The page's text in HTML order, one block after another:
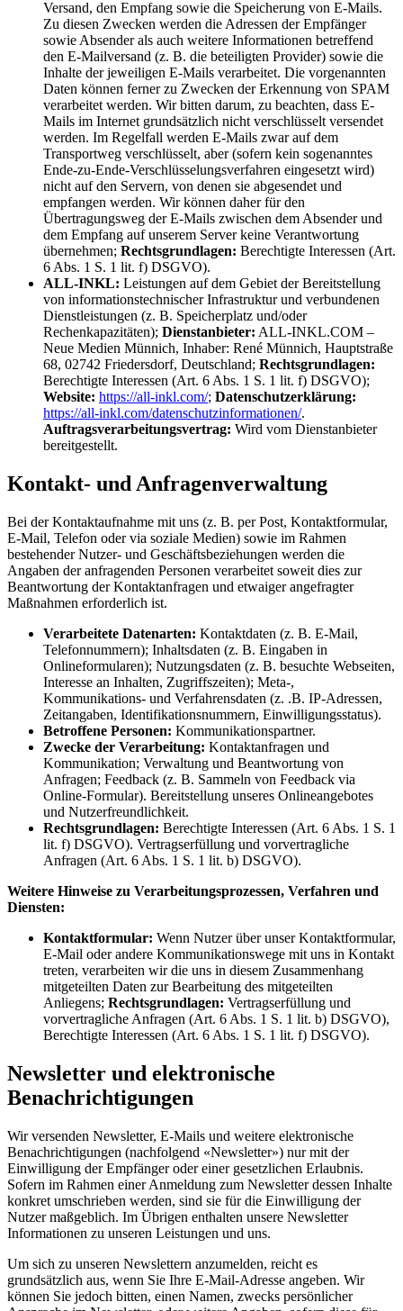
Versand, den Empfang sowie die Speicherung von E-Mails.
Zu diesen Zwecken werden die Adressen der Empfänger
sowie Absender als auch weitere Informationen betreffend
den E-Mailversand (z. B. die beteiligten Provider) sowie die
Inhalte der jeweiligen E-Mails verarbeitet. Die vorgenannten
Daten können ferner zu Zwecken der Erkennung von SPAM
verarbeitet werden. Wir bitten darum, zu beachten, dass E-
Mails im Internet grundsätzlich nicht verschlüsselt versendet
werden. Im Regelfall werden E-Mails zwar auf dem
Transportweg verschlüsselt, aber (sofern kein sogenanntes
Ende-zu-Ende-Verschlüsselungsverfahren eingesetzt wird)
nicht auf den Servern, von denen sie abgesendet und
empfangen werden. Wir können daher für den
Übertragungsweg der E-Mails zwischen dem Absender und
dem Empfang auf unserem Server keine Verantwortung
übernehmen; Rechtsgrundlagen: Berechtigte Interessen (Art.
6 Abs. 1 S. 1 lit. f) DSGVO).
ALL-INKL: Leistungen auf dem Gebiet der Bereitstellung
von informationstechnischer Infrastruktur und verbundenen
Dienstleistungen (z. B. Speicherplatz und/oder
Rechenkapazitäten); Dienstanbieter: ALL-INKL.COM –
Neue Medien Münnich, Inhaber: René Münnich, Hauptstraße
68, 02742 Friedersdorf, Deutschland; Rechtsgrundlagen:
Berechtigte Interessen (Art. 6 Abs. 1 S. 1 lit. f) DSGVO);
Website: https://all-inkl.com/; Datenschutzerklärung:
https://all-inkl.com/datenschutzinformationen/.
Auftragsverarbeitungsvertrag: Wird vom Dienstanbieter
bereitgestellt.
Kontakt- und Anfragenverwaltung
Bei der Kontaktaufnahme mit uns (z. B. per Post, Kontaktformular,
E-Mail, Telefon oder via soziale Medien) sowie im Rahmen
bestehender Nutzer- und Geschäftsbeziehungen werden die
Angaben der anfragenden Personen verarbeitet soweit dies zur
Beantwortung der Kontaktanfragen und etwaiger angefragter
Maßnahmen erforderlich ist.
Verarbeitete Datenarten: Kontaktdaten (z. B. E-Mail,
Telefonnummern); Inhaltsdaten (z. B. Eingaben in
Onlineformularen); Nutzungsdaten (z. B. besuchte Webseiten,
Interesse an Inhalten, Zugriffszeiten); Meta-,
Kommunikations- und Verfahrensdaten (z. .B. IP-Adressen,
Zeitangaben, Identifikationsnummern, Einwilligungsstatus).
Betroffene Personen: Kommunikationspartner.
Zwecke der Verarbeitung: Kontaktanfragen und
Kommunikation; Verwaltung und Beantwortung von
Anfragen; Feedback (z. B. Sammeln von Feedback via
Online-Formular). Bereitstellung unseres Onlineangebotes
und Nutzerfreundlichkeit.
Rechtsgrundlagen: Berechtigte Interessen (Art. 6 Abs. 1 S. 1
lit. f) DSGVO). Vertragserfüllung und vorvertragliche
Anfragen (Art. 6 Abs. 1 S. 1 lit. b) DSGVO).
Weitere Hinweise zu Verarbeitungsprozessen, Verfahren und
Diensten:
Kontaktformular: Wenn Nutzer über unser Kontaktformular,
E-Mail oder andere Kommunikationswege mit uns in Kontakt
treten, verarbeiten wir die uns in diesem Zusammenhang
mitgeteilten Daten zur Bearbeitung des mitgeteilten
Anliegens; Rechtsgrundlagen: Vertragserfüllung und
vorvertragliche Anfragen (Art. 6 Abs. 1 S. 1 lit. b) DSGVO),
Berechtigte Interessen (Art. 6 Abs. 1 S. 1 lit. f) DSGVO).
Newsletter und elektronische
Benachrichtigungen
Wir versenden Newsletter, E-Mails und weitere elektronische
Benachrichtigungen (nachfolgend «Newsletter») nur mit der
Einwilligung der Empfänger oder einer gesetzlichen Erlaubnis.
Sofern im Rahmen einer Anmeldung zum Newsletter dessen Inhalte
konkret umschrieben werden, sind sie für die Einwilligung der
Nutzer maßgeblich. Im Übrigen enthalten unsere Newsletter
Informationen zu unseren Leistungen und uns.
Um sich zu unseren Newslettern anzumelden, reicht es
grundsätzlich aus, wenn Sie Ihre E-Mail-Adresse angeben. Wir
können Sie jedoch bitten, einen Namen, zwecks persönlicher